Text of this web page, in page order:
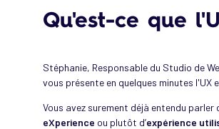
Qu'est-ce que
Stéphanie, Responsable du Studio de
vous présente en quelques minutes l'UX
Vous avez surement déjà entendu parler
eXperience ou plutôt d’expérience